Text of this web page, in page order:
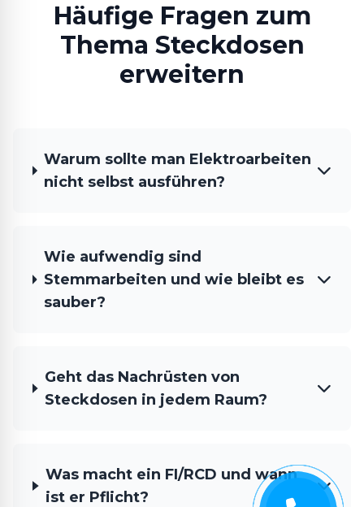
Häufige Fragen zum
Thema Steckdosen
erweitern
Warum sollte man Elektroarbeiten
nicht selbst ausführen?
Wie aufwendig sind
Stemmarbeiten und wie bleibt es
sauber?
Geht das Nachrüsten von
Steckdosen in jedem Raum?
Was macht ein FI/RCD und wann
ist er Pflicht?